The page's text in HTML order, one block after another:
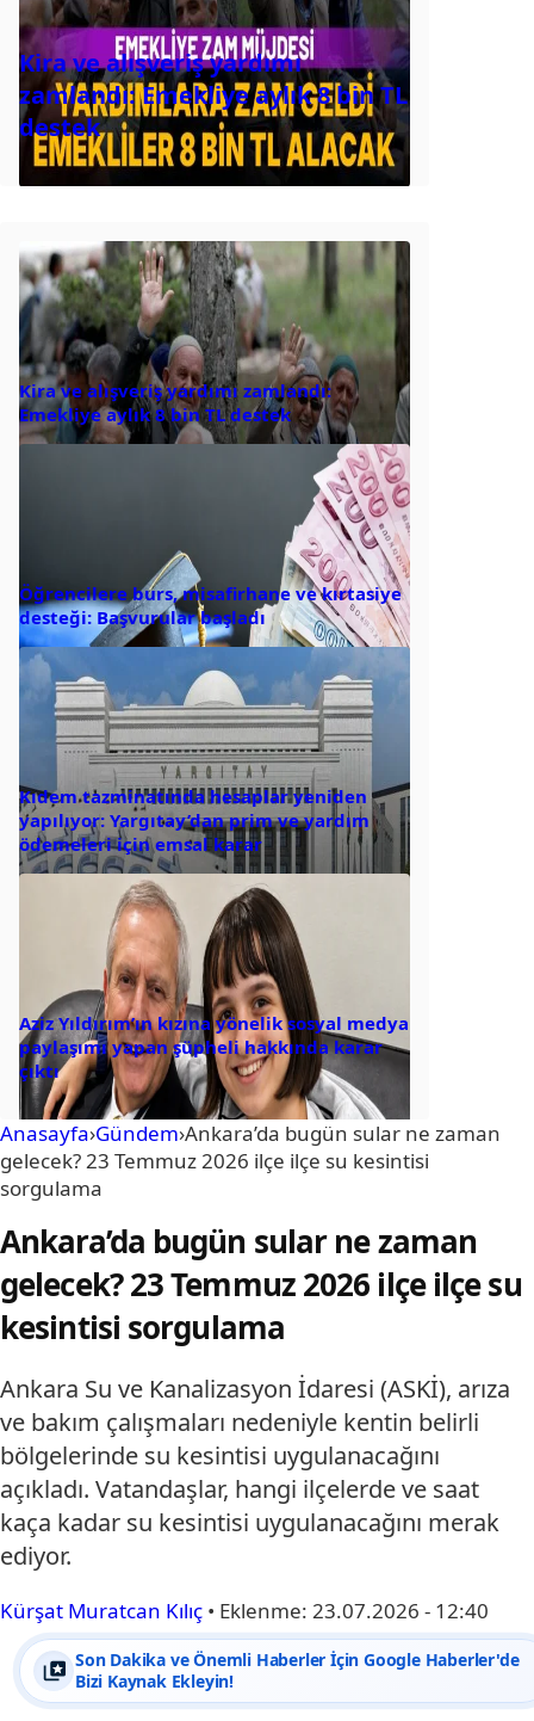
Kira ve alışveriş yardımı
zamlandı: Emekliye aylık 8 bin TL
destek
Kira ve alışveriş yardımı zamlandı:
Emekliye aylık 8 bin TL destek
Öğrencilere burs, misafirhane ve kırtasiye
desteği: Başvurular başladı
Kıdem tazminatında hesaplar yeniden
yapılıyor: Yargıtay’dan prim ve yardım
ödemeleri için emsal karar
Aziz Yıldırım’ın kızına yönelik sosyal medya
paylaşımı yapan şüpheli hakkında karar
çıktı
Anasayfa›Gündem›Ankara’da bugün sular ne zaman
gelecek? 23 Temmuz 2026 ilçe ilçe su kesintisi
sorgulama
Ankara’da bugün sular ne zaman
gelecek? 23 Temmuz 2026 ilçe ilçe su
kesintisi sorgulama
Ankara Su ve Kanalizasyon İdaresi (ASKİ), arıza
ve bakım çalışmaları nedeniyle kentin belirli
bölgelerinde su kesintisi uygulanacağını
açıkladı. Vatandaşlar, hangi ilçelerde ve saat
kaça kadar su kesintisi uygulanacağını merak
ediyor.
Kürşat Muratcan Kılıç • Eklenme: 23.07.2026 - 12:40
Son Dakika ve Önemli Haberler İçin Google Haberler'de
Bizi Kaynak Ekleyin!